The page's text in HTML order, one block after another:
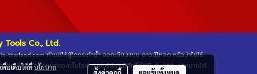
Co., Ltd.
ห้ามมิให้ผู้ใดกระทำซ้ำ ลอกเลียนแบบ ดาวน์โหลด หรือนำไปใช้
ส่วนหนึ่งหรือทั้งหมดของเว็บไซต์ ทางบริษัทฯ มีสิทธิ์ดำเนินการตามกฎหมายได้
พิ่มเติมได้ที่นโยบาย